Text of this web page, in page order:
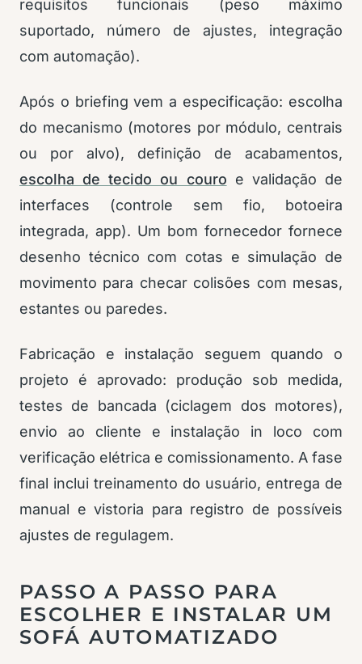
requisitos funcionais (peso máximo
suportado, número de ajustes, integração
com automação).
Após o briefing vem a especificação: escolha
do mecanismo (motores por módulo, centrais
ou por alvo), definição de acabamentos,
escolha de tecido ou couro e validação de
interfaces (controle sem fio, botoeira
integrada, app). Um bom fornecedor fornece
desenho técnico com cotas e simulação de
movimento para checar colisões com mesas,
estantes ou paredes.
Fabricação e instalação seguem quando o
projeto é aprovado: produção sob medida,
testes de bancada (ciclagem dos motores),
envio ao cliente e instalação in loco com
verificação elétrica e comissionamento. A fase
final inclui treinamento do usuário, entrega de
manual e vistoria para registro de possíveis
ajustes de regulagem.
PASSO A PASSO PARA
ESCOLHER E INSTALAR UM
SOFÁ AUTOMATIZADO